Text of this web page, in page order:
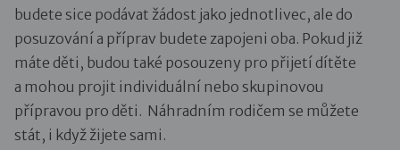
budete sice podávat žádost jako jednotlivec, ale do
posuzování a příprav budete zapojeni oba. Pokud již
máte děti, budou také posouzeny pro přijetí dítěte
a mohou projit individuální nebo skupinovou
přípravou pro děti. Náhradním rodičem se můžete
stát, i když žijete sami.